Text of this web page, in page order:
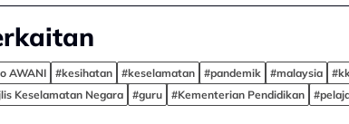
AWANI #kesihatan #keselamatan #pandemik #malaysia
Keselamatan Negara #guru #Kementerian Pendidikan